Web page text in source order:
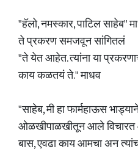
"हॅलो, नमस्कार, पाटिल साहेब"
ते प्रकरण समजवून सांगितलं
"ते येत आहेत. त्यांना या
काय कळतयं ते." माधव
"साहेब, मी हा फार्महाऊस
ओळखीपाळखीतून आले विचारत
बास, एवढा काय आमचा अन